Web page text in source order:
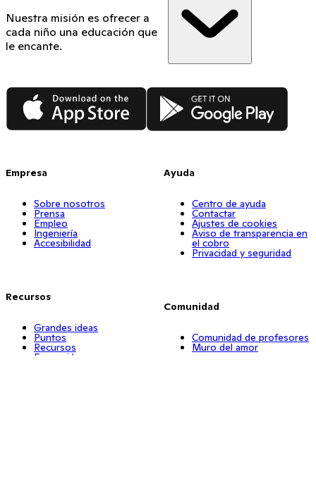
Nuestra misión es ofrecer a
cada niño una educación que
le encante.
App Store Google Play
Empresa
Sobre nosotros
Prensa
Empleo
Ingeniería
Accesibilidad
Recursos
Grandes ideas
Puntos
Recursos
Formación
Ayuda
Centro de ayuda
Contactar
Ajustes de cookies
Aviso de transparencia en
el cobro
Privacidad y seguridad
Comunidad
Comunidad de profesores
Muro del amor